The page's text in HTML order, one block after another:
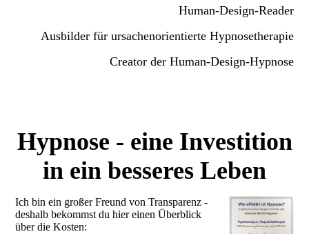
Human-Design-Reader
Ausbilder für ursachenorientierte Hypnosetherapie
Creator der Human-Design-Hypnose
Hypnose - eine Investition
in ein besseres Leben
Ich bin ein großer Freund von Transparenz -
deshalb bekommst du hier einen Überblick
über die Kosten: